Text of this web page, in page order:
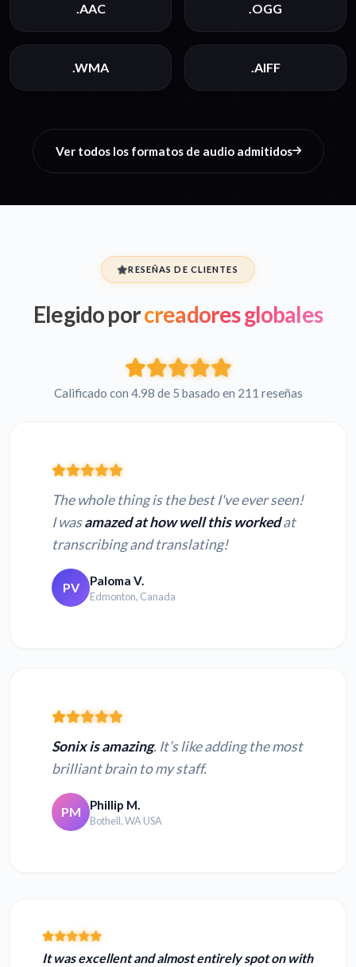
.AAC .OGG
.WMA .AIFF
Ver todos los formatos de audio admitidos
RESEÑAS DE CLIENTES
Elegido porcreadores globales
Calificado con 4.98 de 5 basado en 211 reseñas
The whole thing is the best I've ever seen!
I wasamazed at how well this workedat
transcribing and translating!
PV Paloma V.
Edmonton, Canada
Sonix is amazing. It’s like adding the most
brilliant brain to my staff.
PM Phillip M.
Bothell, WA USA
It was excellent and almost entirely spot on with